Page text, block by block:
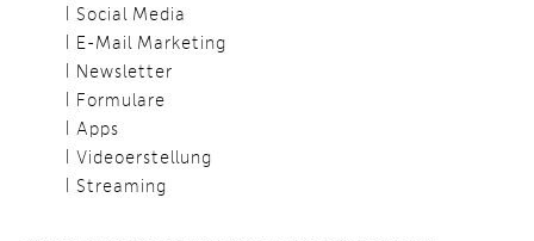
Social Media
E-Mail Marketing
Newsletter
Formulare
Apps
Videoerstellung
Streaming